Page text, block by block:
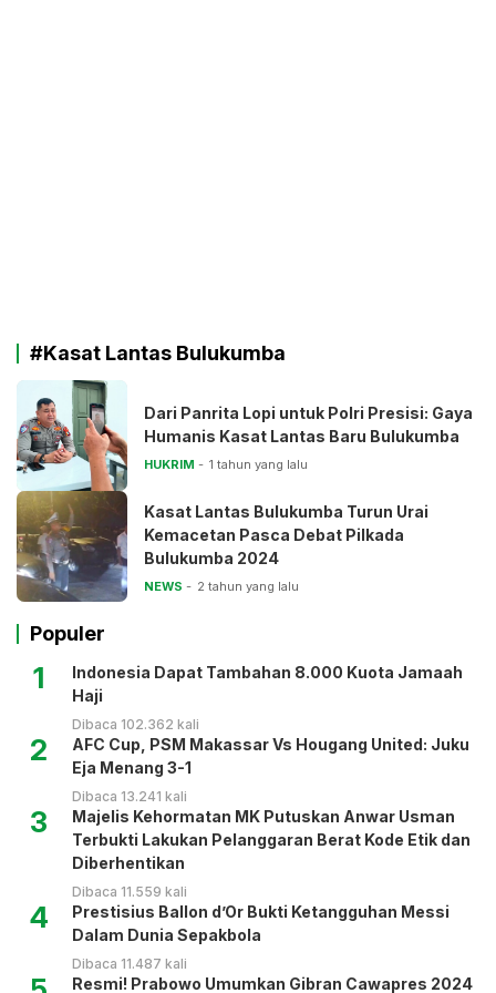
#Kasat Lantas Bulukumba
Dari Panrita Lopi untuk Polri Presisi: Gaya
Humanis Kasat Lantas Baru Bulukumba
HUKRIM 1 tahun yang lalu
Kasat Lantas Bulukumba Turun Urai
Kemacetan Pasca Debat Pilkada
Bulukumba 2024
NEWS 2 tahun yang lalu
Populer
1
Indonesia Dapat Tambahan 8.000 Kuota Jamaah
Haji
Dibaca 102.362 kali
2
AFC Cup, PSM Makassar Vs Hougang United: Juku
Eja Menang 3-1
Dibaca 13.241 kali
3
Majelis Kehormatan MK Putuskan Anwar Usman
Terbukti Lakukan Pelanggaran Berat Kode Etik dan
Diberhentikan
Dibaca 11.559 kali
4
Prestisius Ballon d’Or Bukti Ketangguhan Messi
Dalam Dunia Sepakbola
Dibaca 11.487 kali
Resmi! Prabowo Umumkan Gibran Cawapres 2024